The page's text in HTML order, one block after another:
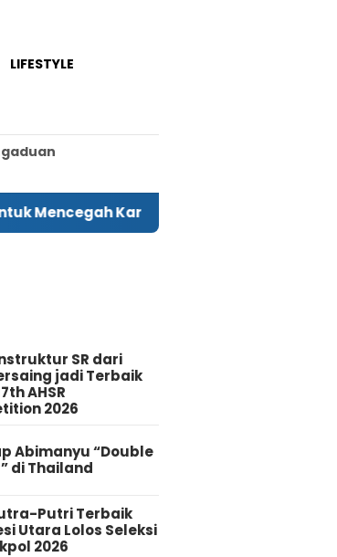
LIFESTYLE
Karhutla
SR dari
jadi Terbaik
AHSR
2026
Abimanyu “Double
di Thailand
Putri Terbaik
Utara Lolos Seleksi
2026